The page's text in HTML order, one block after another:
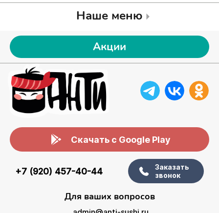
Наше меню
Акции
Скачать с Google Play
+7 (920) 457-40-44
Заказать
звонок
Для ваших вопросов